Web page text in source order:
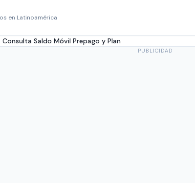
en Latinoamérica
Saldo Móvil Prepago y Plan
PUBLICIDAD